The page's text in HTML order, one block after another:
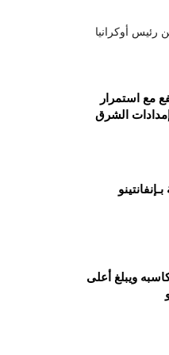
رئيس أوكرانيا
مع استمرار
الشرق
ويبلغ أعلى